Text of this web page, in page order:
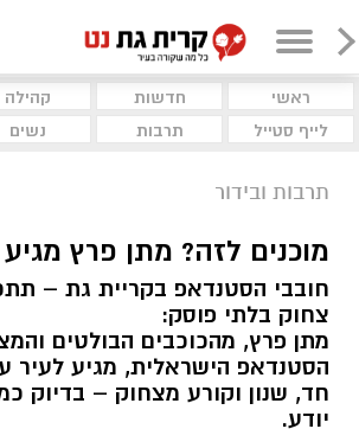
ראשי חדשות קהילה
לייף סטייל
תרבות נשים
תרבות ובידור
מוכנים לזה? מתן פרץ
חובבי הסטנדאפ בקריית גת –
צחוק בלתי פוסק:
מתן פרץ, מהכוכבים הבולטים
הסטנדאפ הישראלית, מגיע לעיר
חד, שנון וקורע מצחוק – בדיוק
יודע.